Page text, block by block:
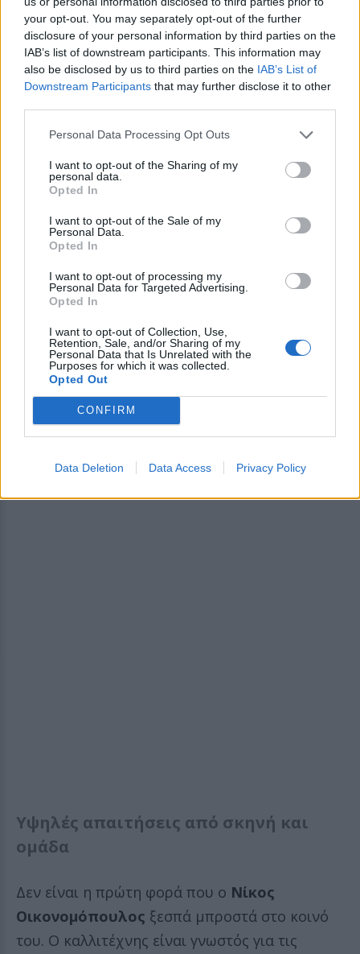
your opt-out. You may separately opt-out of the further
disclosure of your personal information by third parties on the
IAB’s list of downstream participants. This information may
also be disclosed by us to third parties on the IAB’s List of
Downstream Participants that may further disclose it to other
Personal Data Processing Opt Outs
I want to opt-out of the Sharing of my
personal data.
Opted In
I want to opt-out of the Sale of my
Personal Data.
Opted In
I want to opt-out of processing my
Personal Data for Targeted Advertising.
Opted In
I want to opt-out of Collection, Use,
Retention, Sale, and/or Sharing of my
Personal Data that Is Unrelated with the
Purposes for which it was collected.
Opted Out
CONFIRM
Data Deletion Data Access Privacy Policy
«Κλείσατε και τα μικρόφωνα – Πάρτε
τα, δεν τα θέλω!»
Ο Οικονομόπουλος δεν δίστασε να εκφράσει
δημόσια την αγανάκτησή του, λέγοντας
χαρακτηριστικά:«Κλείσατε και τα
μικρόφωνα. Πάρτε τα όλα, δεν τα θέλω!»
Στη συνέχεια, έβγαλε τα ακουστικά που ήταν
στερεωμένα στα αυτιά και στο πουκάμισό του
και τα πέταξε στο πάτωμα της σκηνής.
Το αξιοσημείωτο είναι ότι ο τραγουδιστής δεν
διέκοψε ούτε για μια στιγμή την ερμηνεία του,
συνεχίζοντας κανονικά το πρόγραμμα της
βραδιάς, αφήνοντας εντυπωσιασμένο το κοινό
που τον παρακολουθούσε.
Υψηλές απαιτήσεις από σκηνή και
ομάδα
Δεν είναι η πρώτη φορά που ο Νίκος
Οικονομόπουλος ξεσπά μπροστά στο κοινό
του. Ο καλλιτέχνης είναι γνωστός για τις